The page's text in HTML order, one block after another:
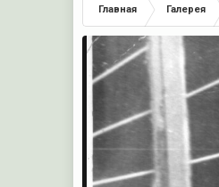
Главная Галерея